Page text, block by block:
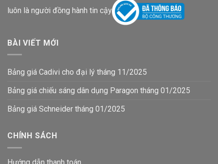
luôn là người đồng hành tin cậy
BÀI VIẾT MỚI
Bảng giá Cadivi cho đại lý tháng 11/2025
Bảng giá chiếu sáng dân dụng Paragon tháng 01/2025
Bảng giá Schneider tháng 01/2025
CHÍNH SÁCH
Hướng dẫn thanh toán